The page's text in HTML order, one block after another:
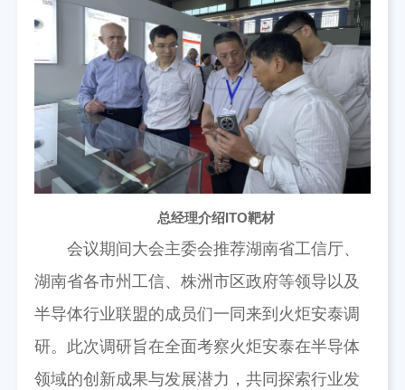
总经理介绍ITO靶材
会议期间大会主委会推荐湖南省工信厅、
湖南省各市州工信、株洲市区政府等领导以及
半导体行业联盟的成员们一同来到火炬安泰调
研。此次调研旨在全面考察火炬安泰在半导体
领域的创新成果与发展潜力，共同探索行业发